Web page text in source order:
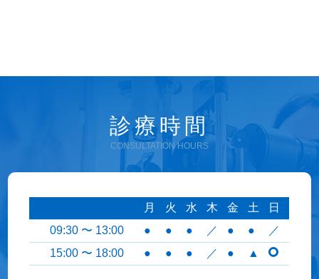
診療時間
CONSULTATION HOURS
月 火 水 木 金 土
日
09:30 〜 13:00
● ● ● ／ ● ●
／
15:00 〜 18:00
● ● ● ／ ● ▲